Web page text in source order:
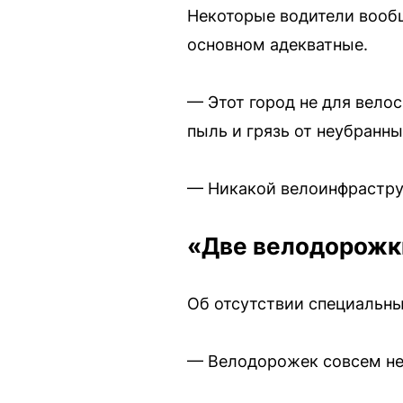
Некоторые водители
основном адекватные.
— Этот город не для
пыль и грязь от
— Никакой
«Две
Об отсутствии
— Велодорожек совсем